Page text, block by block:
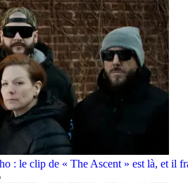
: le clip de « The Ascent » est là, et il